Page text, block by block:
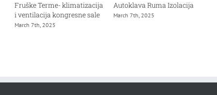
Fruške Terme- klimatizacija
i ventilacija kongresne sale
March 7th, 2025
Autoklava Ruma Izolacija
March 7th, 2025